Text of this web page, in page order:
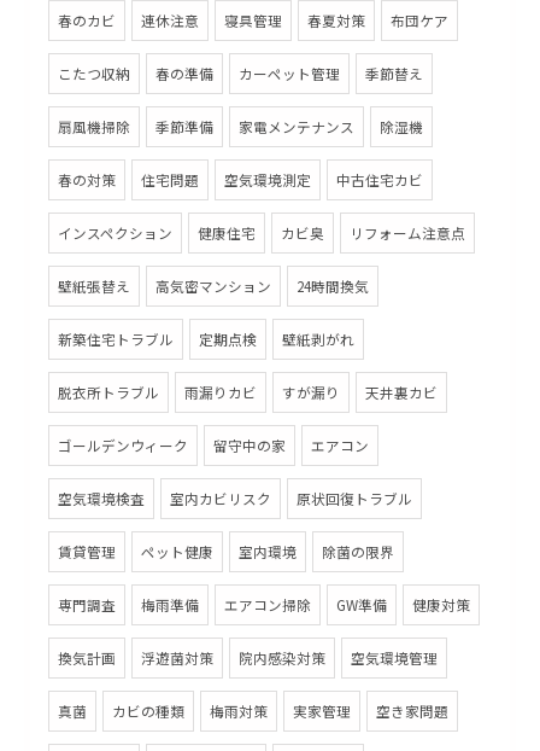
春のカビ 連休注意 寝具管理 春夏対策 布団ケア
こたつ収納 春の準備 カーペット管理 季節替え
扇風機掃除 季節準備 家電メンテナンス 除湿機
春の対策 住宅問題 空気環境測定 中古住宅カビ
インスペクション 健康住宅 カビ臭 リフォーム注意点
壁紙張替え 高気密マンション 24時間換気
新築住宅トラブル 定期点検 壁紙剥がれ
脱衣所トラブル 雨漏りカビ すが漏り 天井裏カビ
ゴールデンウィーク 留守中の家 エアコン
空気環境検査 室内カビリスク 原状回復トラブル
賃貸管理 ペット健康 室内環境 除菌の限界
専門調査 梅雨準備 エアコン掃除 GW準備 健康対策
換気計画 浮遊菌対策 院内感染対策 空気環境管理
真菌 カビの種類 梅雨対策 実家管理 空き家問題